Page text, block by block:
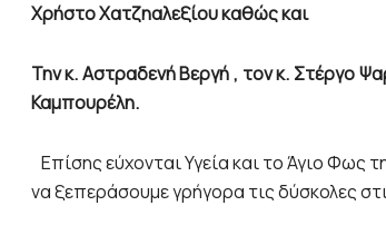
Χρήστο Χατζηαλεξίου καθώς και
Την κ. Αστραδενή Βεργή , τον κ. Στέργο
Καμπουρέλη.
Επίσης εύχονται Υγεία και το Άγιο Φως
να ξεπεράσουμε γρήγορα τις δύσκολες